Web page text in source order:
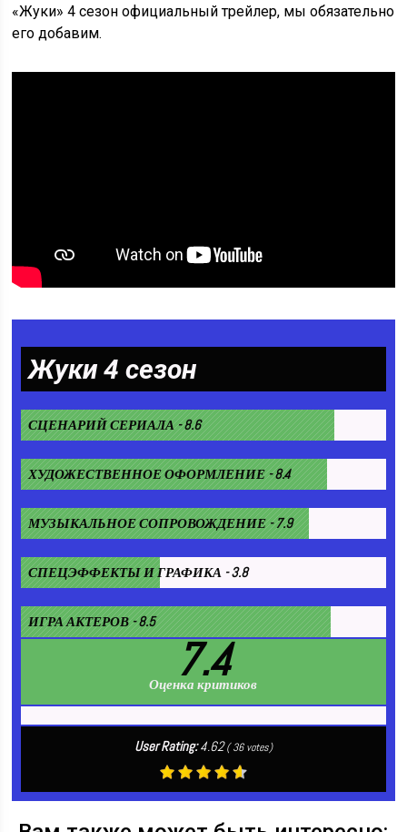
«Жуки» 4 сезон официальный трейлер, мы обязательно
его добавим.
Жуки 4 сезон
СЦЕНАРИЙ СЕРИАЛА - 8.6
ХУДОЖЕСТВЕННОЕ ОФОРМЛЕНИЕ - 8.4
МУЗЫКАЛЬНОЕ СОПРОВОЖДЕНИЕ - 7.9
СПЕЦЭФФЕКТЫ И ГРАФИКА - 3.8
ИГРА АКТЕРОВ - 8.5
7.4
Оценка критиков
User Rating:4.62 (36votes)